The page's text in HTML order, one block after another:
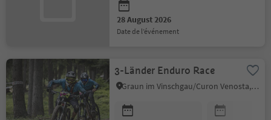
28 August 2026
date de l’événement
3-Länder Enduro Race
Graun im Vinschgau/Curon Venosta, Vinschgau/Val Venosta